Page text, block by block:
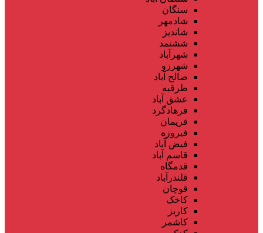
سنگان
شادمهر
شاندیز
ششتمد
شهرآباد
شهرزو
صالح آباد
طرقبه
عشق آباد
فرهادگرد
فریمان
فیروزه
فیض آباد
قاسم آباد
قدمگاه
قلندرآباد
قوچان
کاخک
کاریز
کاشمر